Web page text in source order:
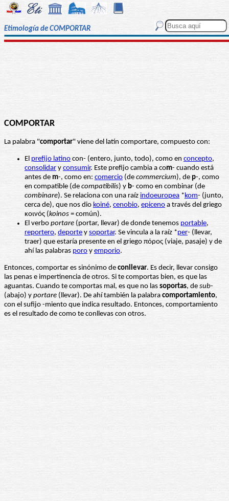
Etimología de COMPORTAR
COMPORTAR
La palabra "comportar" viene del latín comportare, compuesto con:
El prefijo latino con- (entero, junto, todo), como en concepto,
consolidar y consumir. Este prefijo cambia a com- cuando está
antes de m-, como en: comercio (de commercium), de p-, como
en compatible (de compatibilis) y b- como en combinar (de
combinare). Se relaciona con una raíz indoeuropea *kom- (junto,
cerca de), que nos dio koiné, cenobio, epiceno a través del griego
κοινός (koinos = común).
El verbo portare (portar, llevar) de donde tenemos portable,
reportero, deporte y soportar. Se vincula a la raíz *per- (llevar,
traer) que estaría presente en el griego πόρος (viaje, pasaje) y de
ahí las palabras poro y emporio.
Entonces, comportar es sinónimo de conllevar. Es decir, llevar consigo
las penas e impertinencia de otros. Si te comportas bien, es que las
aguantas. Cuando te comportas mal, es que no las soportas, de sub-
(abajo) y portare (llevar). De ahí también la palabra comportamiento,
con el sufijo -miento que indica resultado. Entonces, comportamiento
es el resultado de como te conllevas con otros.